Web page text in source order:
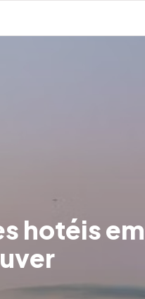
hotéis em